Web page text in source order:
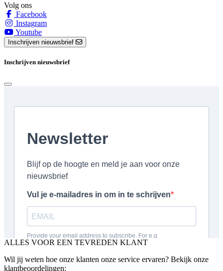
Volg ons
Facebook
Instagram
Youtube
Inschrijven nieuwsbrief
Inschrijven nieuwsbrief
ALLES VOOR EEN TEVREDEN KLANT
Wil jij weten hoe onze klanten onze service ervaren? Bekijk onze
klantbeoordelingen: